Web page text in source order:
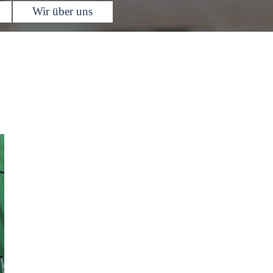
▼
Wir über uns